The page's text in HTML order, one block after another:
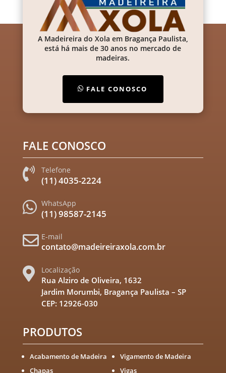
A Madeireira do Xola em Bragança Paulista,
está há mais de 30 anos no mercado de
madeiras.
FALE CONOSCO
FALE CONOSCO
 Telefone
(11) 4035-2224
 WhatsApp
(11) 98587-2145
 E-mail
contato@madeireiraxola.com.br
 Localização
Rua Alziro de Oliveira, 1632
Jardim Morumbi, Bragança Paulista – SP
CEP: 12926-030
PRODUTOS
Acabamento de Madeira
Chapas
Vigamento de Madeira
Vigas